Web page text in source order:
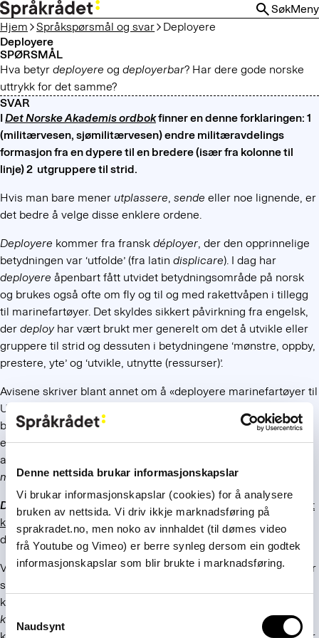
Denne nettsida brukar informasjonskapslar
Vi brukar informasjonskapslar (cookies) for å analysere
bruken av nettsida. Vi driv ikkje marknadsføring på
sprakradet.no, men noko av innhaldet (til dømes video
frå Youtube og Vimeo) er berre synleg dersom ein godtek
informasjonskapslar som blir brukte i marknadsføring.
Selection
Naudsynt
HOPP
TIL
HOVEDINNHOLD
SøkMeny
Hjem
Språkspørsmål og svar Deployere
Deployere
SPØRSMÅL
Hva betyr deployere og deployerbar? Har dere gode norske
uttrykk for det samme?
SVAR
IDet Norske Akademis ordbokfinner en denne forklaringen: 1
(militærvesen, sjømilitærvesen) endre militæravdelings
formasjon fra en dypere til en bredere (især fra kolonne til
linje) 2 utgruppere til strid.
Hvis man bare mener utplassere, sende eller noe lignende, er
det bedre å velge disse enklere ordene.
Deployere kommer fra fransk déployer, der den opprinnelige
betydningen var ‘utfolde’ (fra latin displicare). I dag har
deployere åpenbart fått utvidet betydningsområde på norsk
og brukes også ofte om fly og til og med rakettvåpen i tillegg
til marinefartøyer. Det skyldes sikkert påvirkning fra engelsk,
der deployhar vært brukt mer generelt om det å utvikle eller
gruppere til strid og dessuten i betydningene ‘mønstre, oppby,
prestere, yte’ og ‘utvikle, utnytte (ressurser)’.
Avisene skriver blant annet om å «deployere marinefartøyer til
UNIFIL» eller «deployere kampfly til Banak». Det ser ut til at
betydningen da er ‘utplassere
midlertidig’. Alt
etter sammenhengen kan en med fordel bruke disse eller
andre umiddelbart forståelige ord i stedet, fra
mobiliseretilsende utog bringe i stilling.
Deployerbar (avdeployable) er et sted definert slik: ‘ som raskt
kan flyttes dit behovet er
’. Et beslektet begrep er gripbar
det skal visst ikke være nøyaktig det samme.
Vi har fått henvendelser fra flere ansatte i Forsvaret som føler
seg overveldet av alle de nye termene som de siste åra har
kommet inn, særlig gjennom engelsk, som for eksempel
kapasiteter